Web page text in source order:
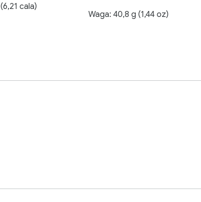
cala)
Waga: 40,8 g (1,44 oz)